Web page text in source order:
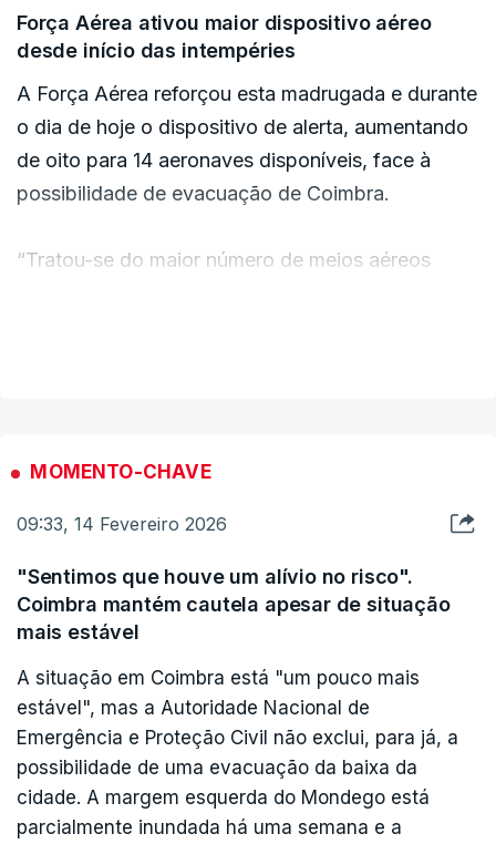
Força Aérea ativou maior dispositivo aéreo
desde início das intempéries
A Força Aérea reforçou esta madrugada e durante
o dia de hoje o dispositivo de alerta, aumentando
de oito para 14 aeronaves disponíveis, face à
possibilidade de evacuação de Coimbra.
“Tratou-se do maior número de meios aéreos
Koala, cobrindo os rios Douro, Ave, Tejo,
pontos críticos de Alcácer do Sal.
“No total, estiveram empenhados 630 militares,
mantendo presença em Alcácer do Sal, Tancos,
população; recuperação de troços rodoviários;
remoção de destroços; limpezas de áreas;
fornecimento de refeições; disponibilização de
banhos quentes, entre outras”, refere.
MOMENTO-CHAVE
09:33, 14 Fevereiro 2026
"Sentimos que houve um alívio no risco".
Coimbra mantém cautela apesar de situação
mais estável
A situação em Coimbra está "um pouco mais
estável", mas a Autoridade Nacional de
Emergência e Proteção Civil não exclui, para já, a
possibilidade de uma evacuação da baixa da
cidade. A margem esquerda do Mondego está
parcialmente inundada há uma semana e a